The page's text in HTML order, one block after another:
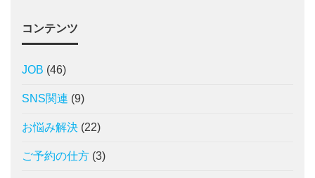
コンテンツ
JOB (46)
SNS関連 (9)
お悩み解決 (22)
ご予約の仕方 (3)